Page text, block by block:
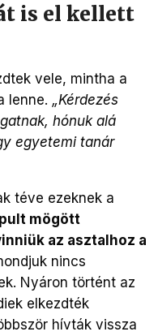
is el kellett
vele, mintha a
lenne. „Kérdezés
hónuk alá
egyetemi tanár
téve ezeknek a
mögött
az asztalhoz a
nincs
Nyáron történt az
elkezdték
hívták vissza